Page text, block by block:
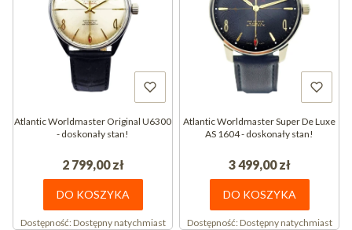
Atlantic Worldmaster Original U6300
- doskonały stan!
2 799,00 zł
DO KOSZYKA
Dostępność:Dostępny natychmiast
Atlantic Worldmaster Super De Luxe
AS 1604 - doskonały stan!
3 499,00 zł
DO KOSZYKA
Dostępność:Dostępny natychmiast